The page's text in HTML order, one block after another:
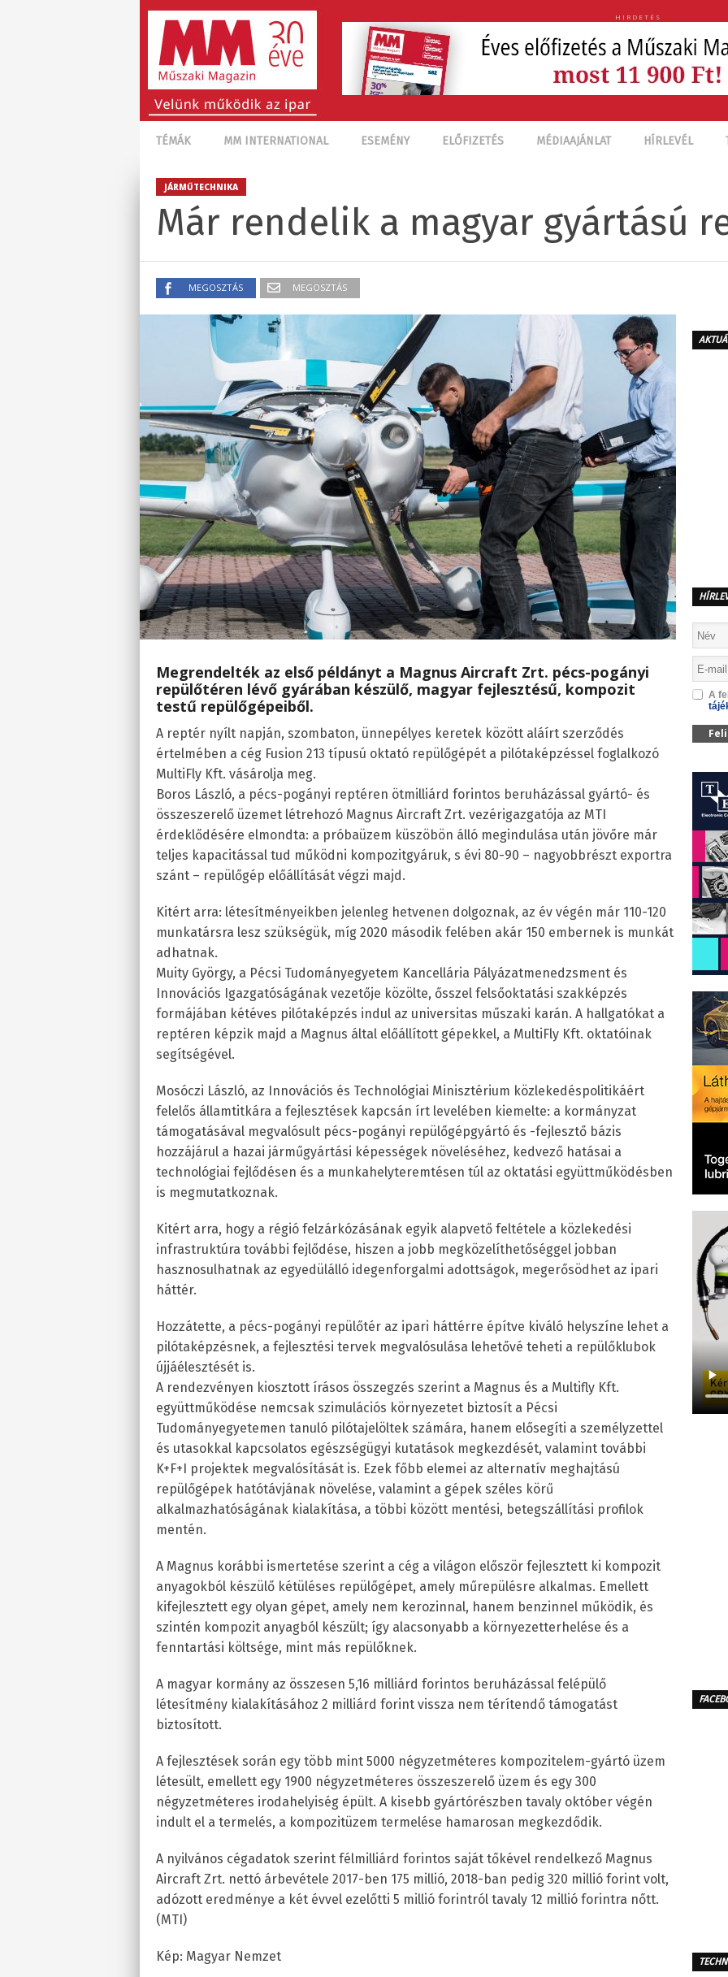
HIRDETÉS
TÉMÁK MM INTERNATIONAL ESEMÉNY ELŐFIZETÉS MÉDIAAJÁNLAT HÍRLEVÉL
JÁRMŰTECHNIKA
Már rendelik a magyar gyártású
MEGOSZTÁS MEGOSZTÁS
Megrendelték az első példányt a Magnus Aircraft Zrt. pécs-pogányi
repülőtéren lévő gyárában készülő, magyar fejlesztésű, kompozit
testű repülőgépeiből.
A reptér nyílt napján, szombaton, ünnepélyes keretek között aláírt szerződés
értelmében a cég Fusion 213 típusú oktató repülőgépét a pilótaképzéssel foglalkozó
MultiFly Kft. vásárolja meg.
Boros László, a pécs-pogányi reptéren ötmilliárd forintos beruházással gyártó- és
összeszerelő üzemet létrehozó Magnus Aircraft Zrt. vezérigazgatója az MTI
érdeklődésére elmondta: a próbaüzem küszöbön álló megindulása után jövőre már
teljes kapacitással tud működni kompozitgyáruk, s évi 80-90 – nagyobbrészt exportra
szánt – repülőgép előállítását végzi majd.
Kitért arra: létesítményeikben jelenleg hetvenen dolgoznak, az év végén már 110-120
munkatársra lesz szükségük, míg 2020 második felében akár 150 embernek is munkát
adhatnak.
Muity György, a Pécsi Tudományegyetem Kancellária Pályázatmenedzsment és
Innovációs Igazgatóságának vezetője közölte, ősszel felsőoktatási szakképzés
formájában kétéves pilótaképzés indul az universitas műszaki karán. A hallgatókat a
reptéren képzik majd a Magnus által előállított gépekkel, a MultiFly Kft. oktatóinak
segítségével.
Mosóczi László, az Innovációs és Technológiai Minisztérium közlekedéspolitikáért
felelős államtitkára a fejlesztések kapcsán írt levelében kiemelte: a kormányzat
támogatásával megvalósult pécs-pogányi repülőgépgyártó és -fejlesztő bázis
hozzájárul a hazai járműgyártási képességek növeléséhez, kedvező hatásai a
technológiai fejlődésen és a munkahelyteremtésen túl az oktatási együttműködésben
is megmutatkoznak.
Kitért arra, hogy a régió felzárkózásának egyik alapvető feltétele a közlekedési
infrastruktúra további fejlődése, hiszen a jobb megközelíthetőséggel jobban
hasznosulhatnak az egyedülálló idegenforgalmi adottságok, megerősödhet az ipari
háttér.
Hozzátette, a pécs-pogányi repülőtér az ipari háttérre építve kiváló helyszíne lehet a
pilótaképzésnek, a fejlesztési tervek megvalósulása lehetővé teheti a repülőklubok
újjáélesztését is.
A rendezvényen kiosztott írásos összegzés szerint a Magnus és a Multifly Kft.
együttműködése nemcsak szimulációs környezetet biztosít a Pécsi
Tudományegyetemen tanuló pilótajelöltek számára, hanem elősegíti a személyzettel
és utasokkal kapcsolatos egészségügyi kutatások megkezdését, valamint további
K+F+I projektek megvalósítását is. Ezek főbb elemei az alternatív meghajtású
repülőgépek hatótávjának növelése, valamint a gépek széles körű
alkalmazhatóságának kialakítása, a többi között mentési, betegszállítási profilok
mentén.
A Magnus korábbi ismertetése szerint a cég a világon először fejlesztett ki kompozit
anyagokból készülő kétüléses repülőgépet, amely műrepülésre alkalmas. Emellett
kifejlesztett egy olyan gépet, amely nem kerozinnal, hanem benzinnel működik, és
szintén kompozit anyagból készült; így alacsonyabb a környezetterhelése és a
fenntartási költsége, mint más repülőknek.
A magyar kormány az összesen 5,16 milliárd forintos beruházással felépülő
létesítmény kialakításához 2 milliárd forint vissza nem térítendő támogatást
biztosított.
A fejlesztések során egy több mint 5000 négyzetméteres kompozitelem-gyártó üzem
létesült, emellett egy 1900 négyzetméteres összeszerelő üzem és egy 300
négyzetméteres irodahelyiség épült. A kisebb gyártórészben tavaly október végén
indult el a termelés, a kompozitüzem termelése hamarosan megkezdődik.
A nyilvános cégadatok szerint félmilliárd forintos saját tőkével rendelkező Magnus
Aircraft Zrt. nettó árbevétele 2017-ben 175 millió, 2018-ban pedig 320 millió forint volt,
adózott eredménye a két évvel ezelőtti 5 millió forintról tavaly 12 millió forintra nőtt.
(MTI)
Kép: Magyar Nemzet
A